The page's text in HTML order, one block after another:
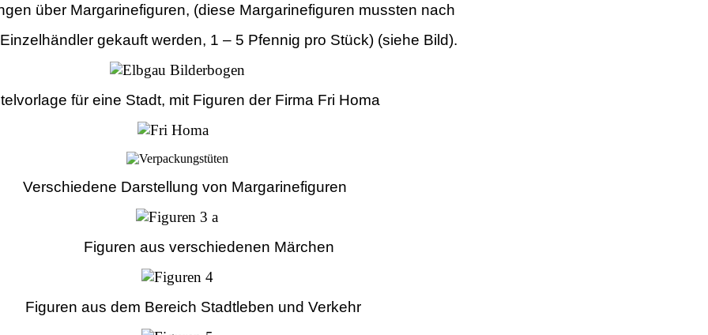
über Margarinefiguren, (diese Margarinefiguren mussten nach
Einzelhändler gekauft werden, 1 – 5 Pfennig pro Stück) (siehe Bild).
für eine Stadt, mit Figuren der Firma Fri Homa
Verschiedene Darstellung von Margarinefiguren
Figuren aus verschiedenen Märchen
Figuren aus dem Bereich Stadtleben und Verkehr